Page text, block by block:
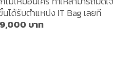
ได้รับตำแหน่ง IT Bag เลยที
,000 บาท